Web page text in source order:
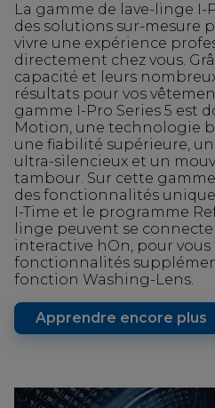
La gamme de lave-linge I-
des solutions sur-mesure
vivre une expérience
directement chez vous.
capacité et leurs
résultats pour vos
gamme I-Pro Series 5 est
Motion, une technologie
une fiabilité supérieure,
ultra-silencieux et un
tambour. Sur cette
des fonctionnalités
I-Time et le programme
linge peuvent se
interactive hOn, pour
fonctionnalités
fonction Washing-Lens.
Apprendre encore plus